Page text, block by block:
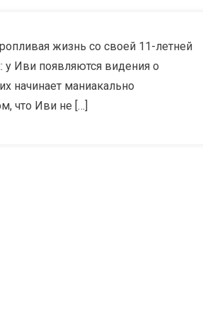
жизнь со своей 11-летней
Иви появляются видения о
начинает маниакально
что Иви не […]